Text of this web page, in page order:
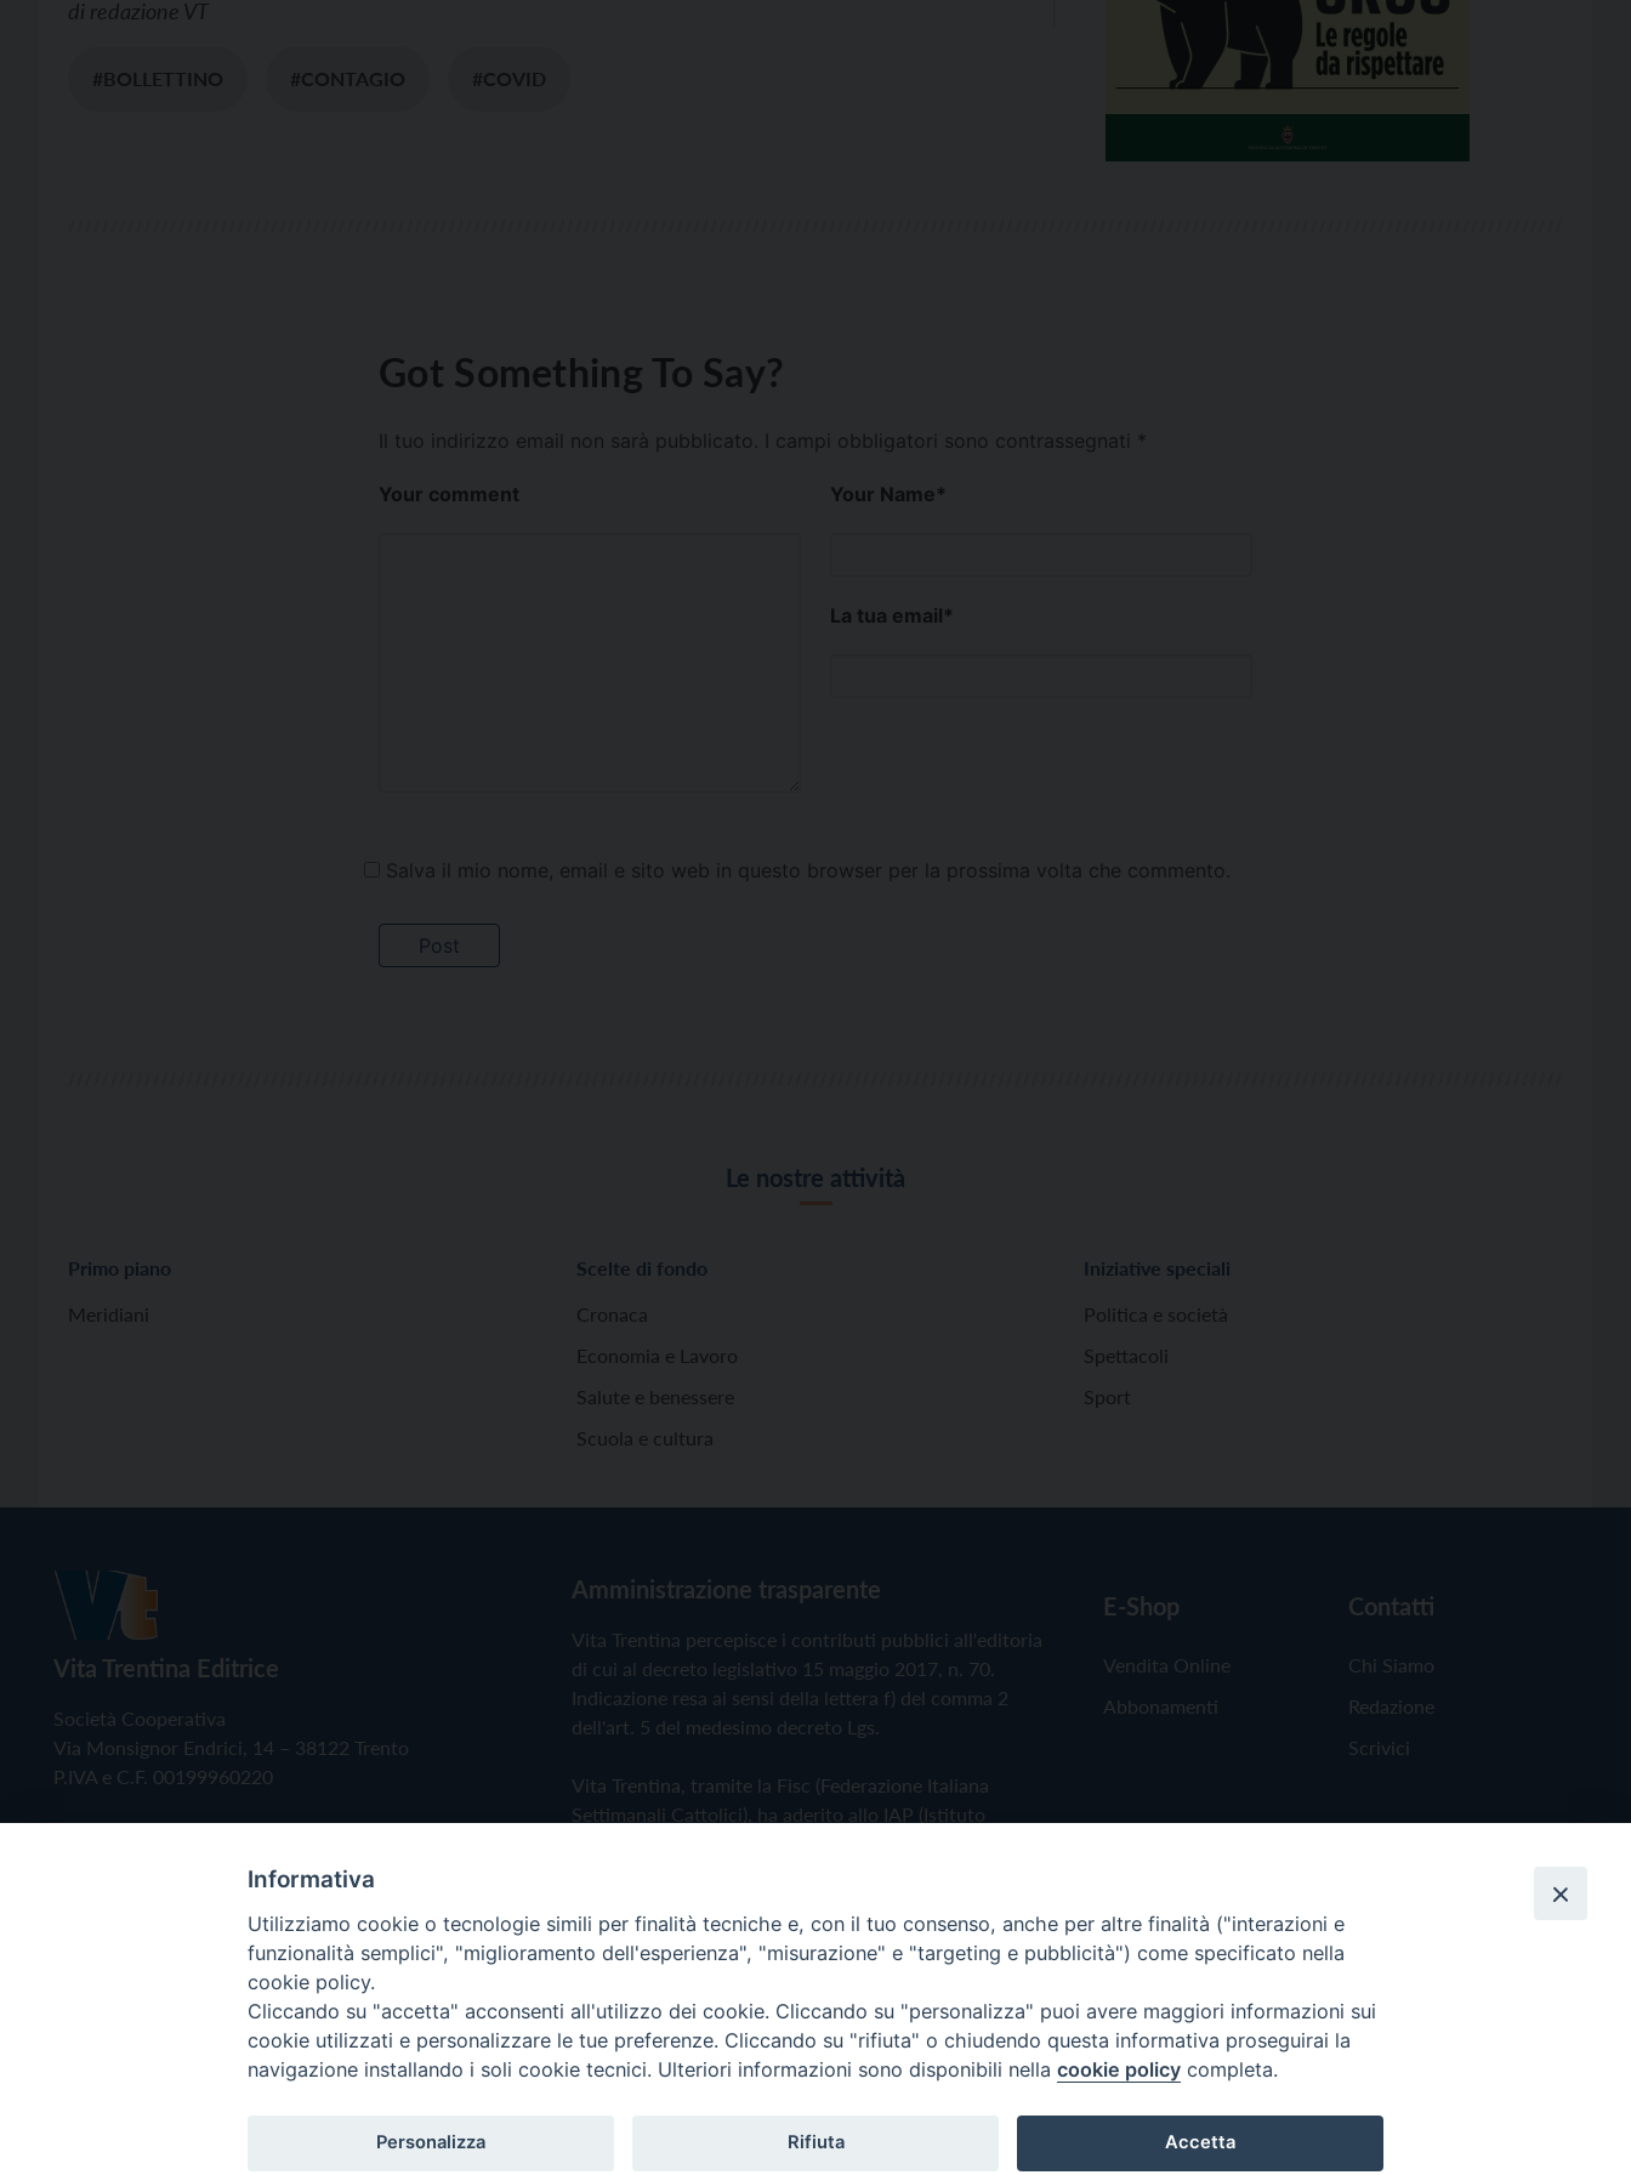
di redazione VT
#BOLLETTINO #CONTAGIO #COVID
Got Something To Say?
Il tuo indirizzo email non sarà pubblicato. I campi obbligatori sono contrassegnati *
Your comment Your Name*
La tua email*
Salva il mio nome, email e sito web in questo browser per la prossima volta che commento.
Le nostre attività
Primo piano
Meridiani
Scelte di fondo
Cronaca
Economia e Lavoro
Salute e benessere
Scuola e cultura
Iniziative speciali
Politica e società
Spettacoli
Sport
Vita Trentina Editrice
Società Cooperativa
Via Monsignor Endrici, 14 – 38122 Trento
P.IVA e C.F. 00199960220
Amministrazione trasparente
Vita Trentina percepisce i contributi pubblici all'editoria
di cui al decreto legislativo 15 maggio 2017, n. 70.
Indicazione resa ai sensi della lettera f) del comma 2
dell'art. 5 del medesimo decreto Lgs.
Vita Trentina, tramite la Fisc (Federazione Italiana
Settimanali Cattolici), ha aderito allo IAP (Istituto
Privacy Policy Cookie Policy
E-Shop
Vendita Online
Abbonamenti
Contatti
Chi Siamo
Redazione
Scrivici
Copyright © 2019 - Tutti i diritti riservati - Vita Trentina Editrice
Informativa
Utilizziamo cookie o tecnologie simili per finalità tecniche e, con il tuo consenso, anche per altre finalità ("interazioni e
funzionalità semplici", "miglioramento dell'esperienza", "misurazione" e "targeting e pubblicità") come specificato nella
cookie policy.
Cliccando su "accetta" acconsenti all'utilizzo dei cookie. Cliccando su "personalizza" puoi avere maggiori informazioni sui
cookie utilizzati e personalizzare le tue preferenze. Cliccando su "rifiuta" o chiudendo questa informativa proseguirai la
navigazione installando i soli cookie tecnici. Ulteriori informazioni sono disponibili nella cookie policy completa.
Personalizza Rifiuta Accetta